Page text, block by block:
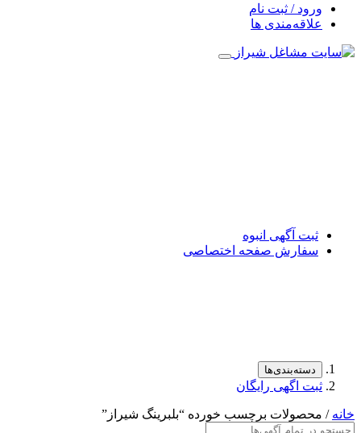
ورود / ثبت نام
علاقه‌مندی ها
ثبت آگهی انبوه
سفارش صفحه اختصاصی
دسته‌بندی‌ها
ثبت اگهی رایگان
خانه / محصولات برچسب خورده “بلبرینگ شیراز”